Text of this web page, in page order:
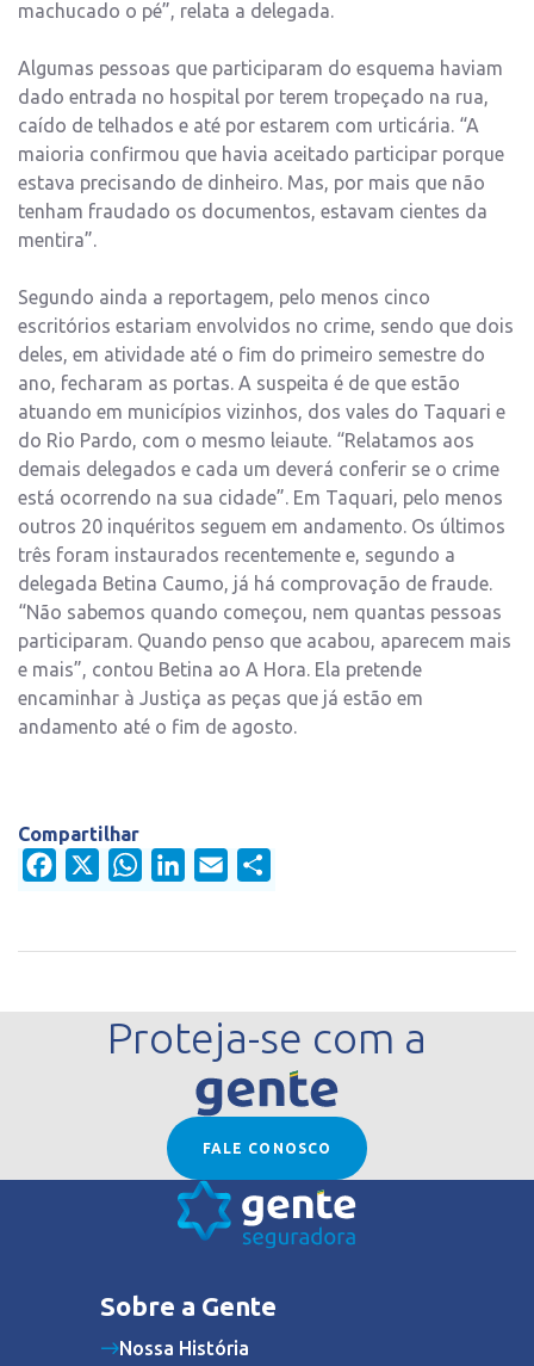
machucado o pé”, relata a delegada.
Algumas pessoas que participaram do esquema haviam
dado entrada no hospital por terem tropeçado na rua,
caído de telhados e até por estarem com urticária. “A
maioria confirmou que havia aceitado participar porque
estava precisando de dinheiro. Mas, por mais que não
tenham fraudado os documentos, estavam cientes da
mentira”.
Segundo ainda a reportagem, pelo menos cinco
escritórios estariam envolvidos no crime, sendo que dois
deles, em atividade até o fim do primeiro semestre do
ano, fecharam as portas. A suspeita é de que estão
atuando em municípios vizinhos, dos vales do Taquari e
do Rio Pardo, com o mesmo leiaute. “Relatamos aos
demais delegados e cada um deverá conferir se o crime
está ocorrendo na sua cidade”. Em Taquari, pelo menos
outros 20 inquéritos seguem em andamento. Os últimos
três foram instaurados recentemente e, segundo a
delegada Betina Caumo, já há comprovação de fraude.
“Não sabemos quando começou, nem quantas pessoas
participaram. Quando penso que acabou, aparecem mais
e mais”, contou Betina ao A Hora. Ela pretende
encaminhar à Justiça as peças que já estão em
andamento até o fim de agosto.
Compartilhar
Facebook
WhatsAppLinkedIn
Email
Proteja-se com a
FALE CONOSCO
Sobre a Gente
Nossa História